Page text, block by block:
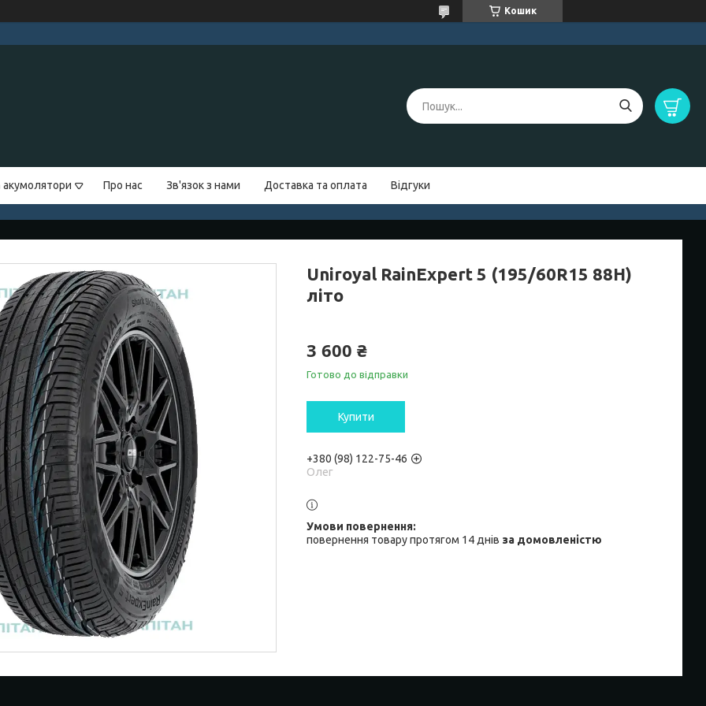
Кошик
Про нас Зв'язок з нами Доставка та оплата Відгуки
Uniroyal RainExpert 5 (195/60R15 88H)
літо
3 600 ₴
Готово до відправки
Купити
+380 (98) 122-75-46
Олег
повернення товару протягом 14 днів за домовленістю